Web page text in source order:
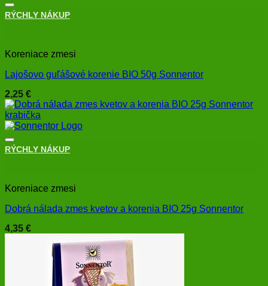
+
RÝCHLY NÁKUP
Koreniace zmesi
Lajošovo guľášové korenie BIO 50g Sonnentor
2,25 €
+
RÝCHLY NÁKUP
Koreniace zmesi
Dobrá nálada zmes kvetov a korenia BIO 25g Sonnentor
4,35 €